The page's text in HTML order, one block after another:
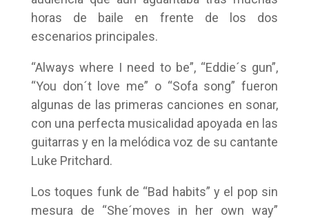
horas de baile en frente de los dos
escenarios principales.
“Always where I need to be”, “Eddie´s gun”,
“You don´t love me” o “Sofa song” fueron
algunas de las primeras canciones en sonar,
con una perfecta musicalidad apoyada en las
guitarras y en la melódica voz de su cantante
Luke Pritchard.
Los toques funk de “Bad habits” y el pop sin
mesura de “She´moves in her own way”